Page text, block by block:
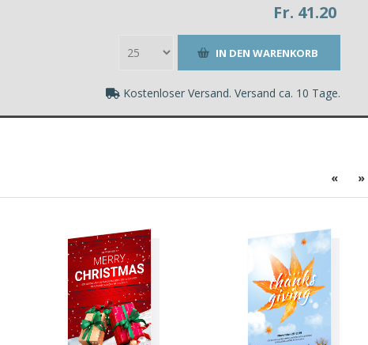
Fr. 41.20
Kostenloser Versand. Versand ca. 10 Tage.
« »